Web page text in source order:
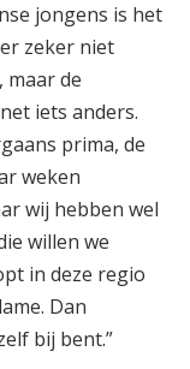
jongens is het
zeker niet
maar de
iets anders.
prima, de
weken
wij hebben wel
willen we
in deze regio
Dan
bij bent.”